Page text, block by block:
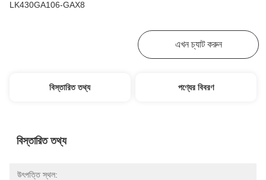
LK430GA106-GAX8
এখন চ্যাট করুন
বিস্তারিত তথ্য পণ্যের বিবরণ
বিস্তারিত তথ্য
উৎপত্তি স্থল: